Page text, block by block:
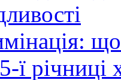
ї річниці